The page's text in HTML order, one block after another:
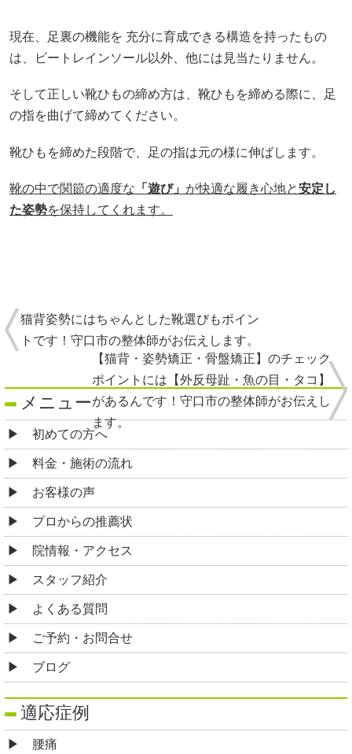
現在、足裏の機能を 充分に育成できる構造を持ったもの
は、ビートレインソール以外、他には見当たりません。
そして正しい靴ひもの締め方は、靴ひもを締める際に、足
の指を曲げて締めてください。
靴ひもを締めた段階で、足の指は元の様に伸ばします。
靴の中で関節の適度な 「遊び」 が快適な履き心地と安定し
た姿勢を保持してくれます。
猫背姿勢にはちゃんとした靴選びもポイン
トです！守口市の整体師がお伝えします。
【猫背・姿勢矯正・骨盤矯正】のチェック
ポイントには【外反母趾・魚の目・タコ】
があるんです！守口市の整体師がお伝えし
ます。
メニュー
初めての方へ
料金・施術の流れ
お客様の声
プロからの推薦状
院情報・アクセス
スタッフ紹介
よくある質問
ご予約・お問合せ
ブログ
適応症例
腰痛